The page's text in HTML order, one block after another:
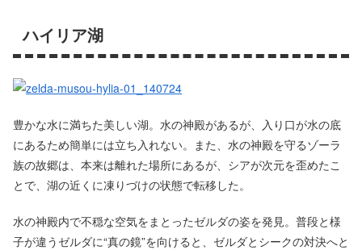
ハイリア湖
豊かな水に満ちた美しい湖。水の神殿があるが、入り口が水の底
にあるため簡単には立ち入れない。また、水の神殿を守るゾーラ
族の故郷は、本来は離れた場所にあるが、シアが次元を歪めたこ
とで、湖の近くに凍りづけの状態で転移した。
水の神殿内で不穏な空気をまとったゼルダの姿を発見。普段と様
子が違うゼルダに“真の鏡”を向けると、ゼルダとシークの対決へと